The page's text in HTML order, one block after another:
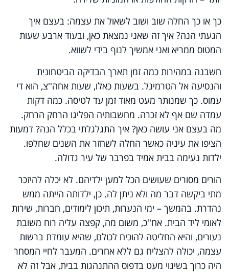
כך או כך החלה שוב ושוב לשאול את עצמה: בעצם איך
הגעתי הנה? איך זה שאני נמצאת כאן, ובעוד ארבע שעות
המטוס ממריא ואני אמשיך לנוף בידי לשווא.
חשבנה במהירות כמה זמן תארך הבדיקה הביטחונית
והנסיעה אל הטרמינל. בשעות כאלו, שעות אחה''צ, הוא די
עמוס. כך שמנותר מעט מאוד זמן עד לטיסה. כמה דקות
עמדה שם אף לא זכרה. מחשבותיה הפליגו הרחק הרחק.
מה בעצם אני עושה כאן? איך התגלגלתי בכלל הנה? דמעות
הציפו את עיניה כאשר החלה לשחזר את השנים שחלפו.
ילדות נעימה בבית אמיד בפרבר של עיר גדולה.
הורים מסורים שעושים הכל למען ילדיהם. לא יכלה להיזכר
מתי ביקשה דבר מה ולא ניתן לה. כן, ילדותה הייתה ממש
נהדרת. בהמשך – ימי הנערות, תיכון לימודים, חברות, שירות
לאומי ליד הבית. אח''כ, משום מה, קפצה עליה רוח משובת
נעורים, והיא החליטה להוכיח לכולם, שהיא עומדת ברשות
עצמה, יכולה להצליח גם ללא אחרים. המעבר לחיי המסחר
היה כרוך בשינוי מעט בדפוס ההתנהגות בבית, אבל זה לא